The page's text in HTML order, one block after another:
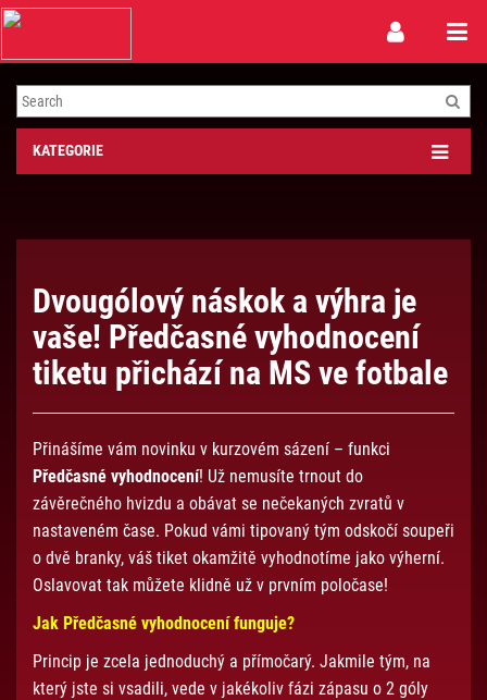
Toggle
Toggle
navigation
KATEGORIE
Dvougólový náskok a výhra je
vaše! Předčasné vyhodnocení
tiketu přichází na MS ve fotbale
Přinášíme vám novinku v kurzovém sázení – funkci
Předčasné vyhodnocení! Už nemusíte trnout do
závěrečného hvizdu a obávat se nečekaných zvratů v
nastaveném čase. Pokud vámi tipovaný tým odskočí soupeři
o dvě branky, váš tiket okamžitě vyhodnotíme jako výherní.
Oslavovat tak můžete klidně už v prvním poločase!
Jak Předčasné vyhodnocení funguje?
Princip je zcela jednoduchý a přímočarý. Jakmile tým, na
který jste si vsadili, vede v jakékoliv fázi zápasu o 2 góly